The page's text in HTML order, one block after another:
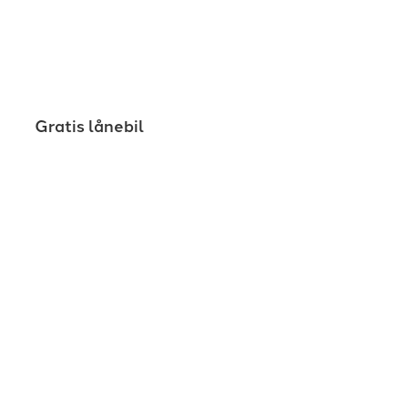
Gratis lånebil